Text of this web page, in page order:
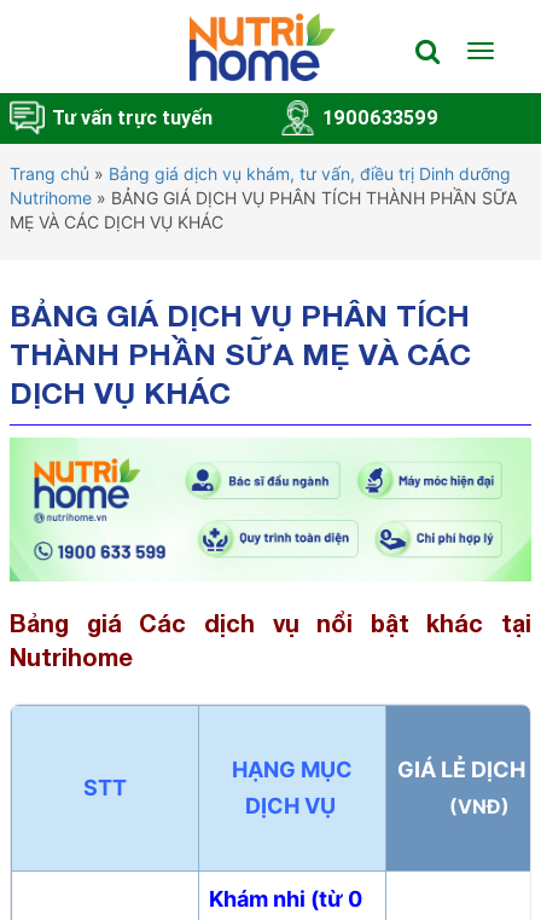
Toggle
Tư vấn trực tuyến 1900633599
Trang chủ » Bảng giá dịch vụ khám, tư vấn, điều trị Dinh dưỡng
Nutrihome » BẢNG GIÁ DỊCH VỤ PHÂN TÍCH THÀNH PHẦN SỮA
MẸ VÀ CÁC DỊCH VỤ KHÁC
BẢNG GIÁ DỊCH VỤ PHÂN TÍCH
THÀNH PHẦN SỮA MẸ VÀ CÁC
DỊCH VỤ KHÁC
Bảng giá Các dịch vụ nổi bật khác tại
Nutrihome
STT
HẠNG MỤC
DỊCH VỤ
GIÁ LẺ DỊCH
(VNĐ)
Khám nhi (từ 0